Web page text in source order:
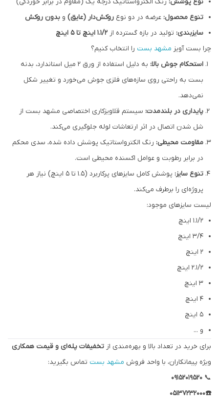
تنوع محصول: عرضه در دو نوع روکش‌دار (عایق) و بدون روکش
سایزبندی: تولید در بازه گسترده از ۱.۱/۲ اینچ تا ۵ اینچ
چرا بست آویز مشهد بست را انتخاب کنیم؟
استحکام جوش بالا:
به دلیل استفاده از ورق ۲ میل استاندارد، بدنه
بست به راحتی روی سازه‌های فلزی جوش می‌خورد و تغییر شکل
نمی‌دهد.
پایداری در بلندمدت: سیستم قلاویزکاری اختصاصی مشهد بست از
شل شدن اتصال در اثر ارتعاشات لوله جلوگیری می‌کند.
مقاومت محیطی: رنگ الکترواستاتیک پوشش داده شده، سدی محکم
در برابر رطوبت و عوامل اکسنده محیطی است.
تنوع سایز:
پوشش کامل سایزهای پرکاربرد (۱.۵ تا ۵ اینچ) نیاز هر
پروژه‌ای را برطرف می‌کند.
لیست سایزهای موجود:
۱.۱/۲ اینچ
3/4 اینچ
۲ اینچ
۲.۱/۲ اینچ
۳ اینچ
۴ اینچ
۵ اینچ
و ...
برای خرید در تعداد بالا و بهره‌مندی از تخفیفات پله‌ای و قیمت همکاری
ویژه پیمانکاران، با واحد فروش مشهد بست تماس بگیرید:
📞 ۰۹۱۵۲۰۱۹۵۲۰
☎️05137232000